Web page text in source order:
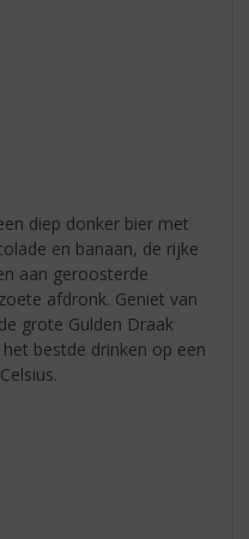
diep donker bier met
en banaan, de rijke
aan geroosterde
afdronk. Geniet van
grote Gulden Draak
bestde drinken op een